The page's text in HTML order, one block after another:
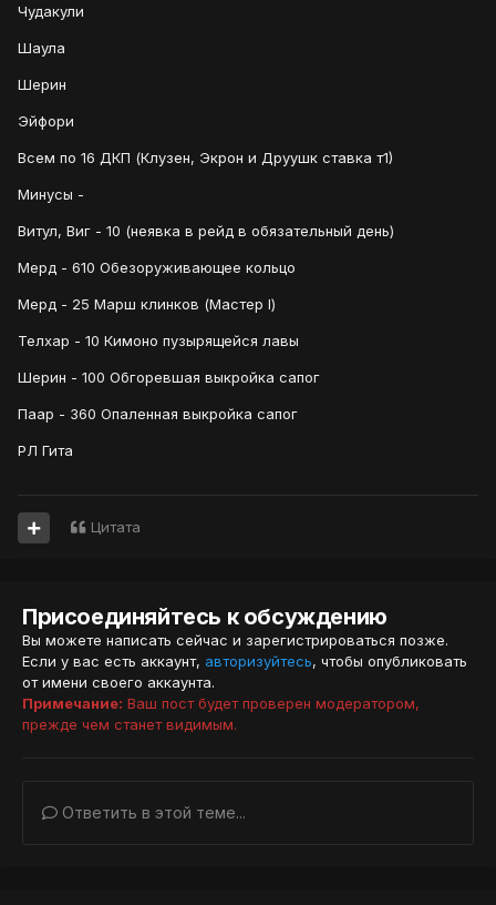
Чудакули
Шаула
Шерин
Эйфори
Всем по 16 ДКП (Клузен, Экрон и Друушк ставка т1)
Минусы -
Витул, Виг - 10 (неявка в рейд в обязательный день)
Мерд - 610 Обезоруживающее кольцо
Мерд - 25 Марш клинков (Мастер I)
Телхар - 10 Кимоно пузырящейся лавы
Шерин - 100 Обгоревшая выкройка сапог
Паар - 360 Опаленная выкройка сапог
РЛ Гита
Цитата
Присоединяйтесь к обсуждению
Вы можете написать сейчас и зарегистрироваться позже.
Если у вас есть аккаунт, авторизуйтесь, чтобы опубликовать
от имени своего аккаунта.
Примечание: Ваш пост будет проверен модератором,
прежде чем станет видимым.
Ответить в этой теме...